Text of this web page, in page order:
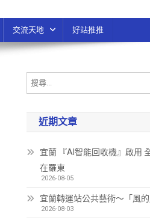
交流天地 好站推推
近期文章
宜蘭 『AI智能回收機』啟用
在羅東
2026-08-05
宜蘭轉運站公共藝術～「風
2026-08-03